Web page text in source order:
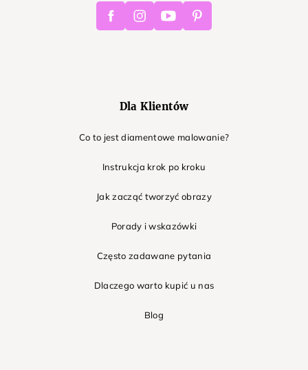
FacebookInstagramYoutube Pinterest
Dla Klientów
Co to jest diamentowe malowanie?
Instrukcja krok po kroku
Jak zacząć tworzyć obrazy
Porady i wskazówki
Często zadawane pytania
Dlaczego warto kupić u nas
Blog